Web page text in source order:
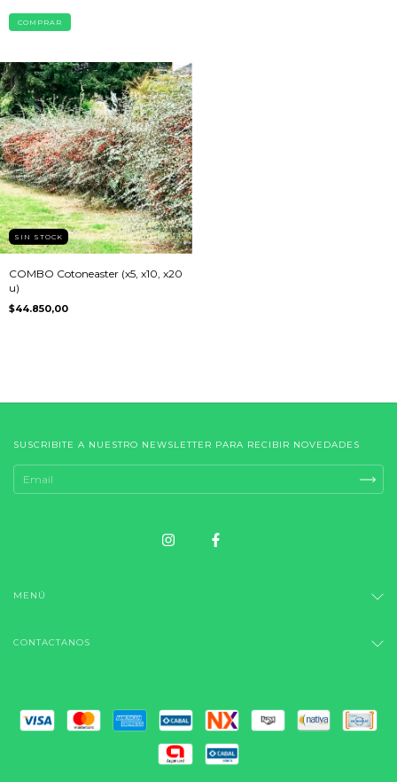
COMPRAR
SIN STOCK
COMBO Cotoneaster (x5, x10, x20
u)
$44.850,00
SUSCRIBITE A NUESTRO NEWSLETTER PARA RECIBIR NOVEDADES
MENÚ
CONTACTANOS